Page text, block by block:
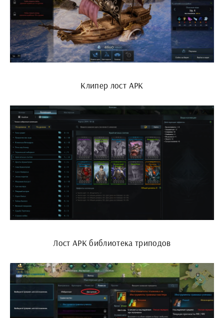
Клипер лост АРК
Лост АРК библиотека триподов